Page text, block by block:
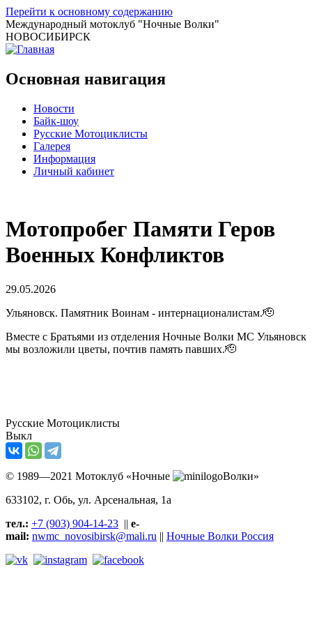
Перейти к основному содержанию
Международный мотоклуб "Ночные Волки"
НОВОСИБИРСК
Основная навигация
Новости
Байк-шоу
Русские Мотоциклисты
Галерея
Информация
Личный кабинет
Мотопробег Памяти Геров
Военных Конфликтов
29.05.2026
Ульяновск. Памятник Воинам - интернационалистам.🫡
Вместе с Братьями из отделения Ночные Волки МС Ульяновск
мы возложили цветы, почтив память павших.🫡
Русские Мотоциклисты
Выкл
© 1989—2021 Мотоклуб «Ночные
Волки»
633102, г. Обь, ул. Арсенальная, 1а
тел.: +7 (903) 904-14-23 || e-
mail: nwmc_novosibirsk@mali.ru || Ночные Волки Россия